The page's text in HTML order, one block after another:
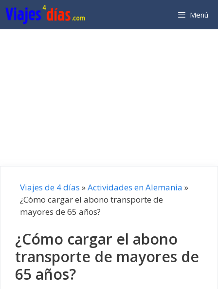
Saltar
al
contenido
Menú
Viajes de 4 días »Actividades en Alemania »
¿Cómo cargar el abono transporte de
mayores de 65 años?
¿Cómo cargar el abono
transporte de mayores de
65 años?